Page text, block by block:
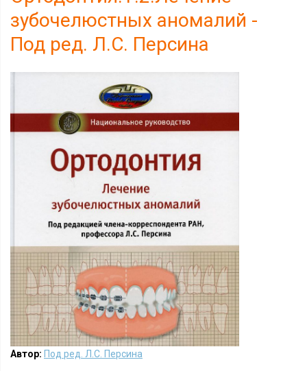
зубочелюстных аномалий -
Под ред. Л.С. Персина
Автор: Под ред. Л.С. Персина